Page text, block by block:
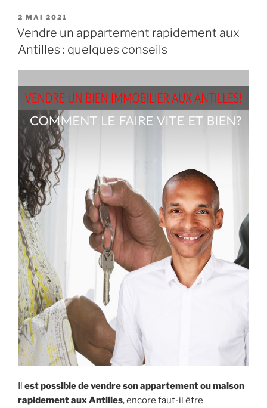
France
idées
pour
revenir
aux
PUBLIÉ
LE
2 MAI 2021
Vendre un appartement rapidement aux
Antilles : quelques conseils
Il est possible de vendre son appartement ou maison
rapidement aux Antilles, encore faut-il être